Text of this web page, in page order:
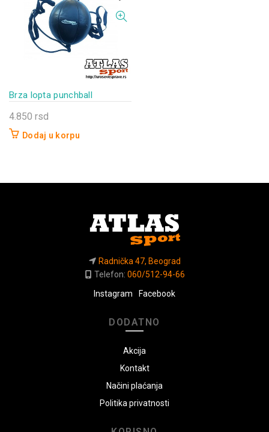
Brza lopta punchball
4.850 rsd
Dodaj u korpu
Radnička 47, Beograd
Telefon: 060/512-94-66
Instagram
Facebook
DODATNO
Akcija
Kontakt
Načini plaćanja
Politika privatnosti